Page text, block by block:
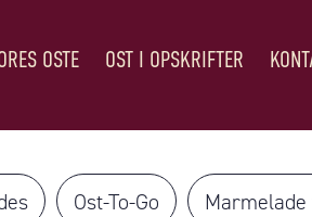
OSTE OST I OPSKRIFTER
Ost-To-Go